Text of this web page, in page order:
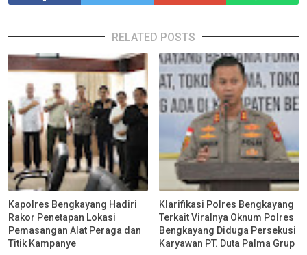
RELATED POSTS
Kapolres Bengkayang Hadiri
Rakor Penetapan Lokasi
Pemasangan Alat Peraga dan
Titik Kampanye
Klarifikasi Polres Bengkayang
Terkait Viralnya Oknum Polres
Bengkayang Diduga Persekusi
Karyawan PT. Duta Palma Grup